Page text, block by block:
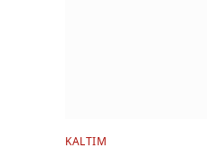
KALTIM